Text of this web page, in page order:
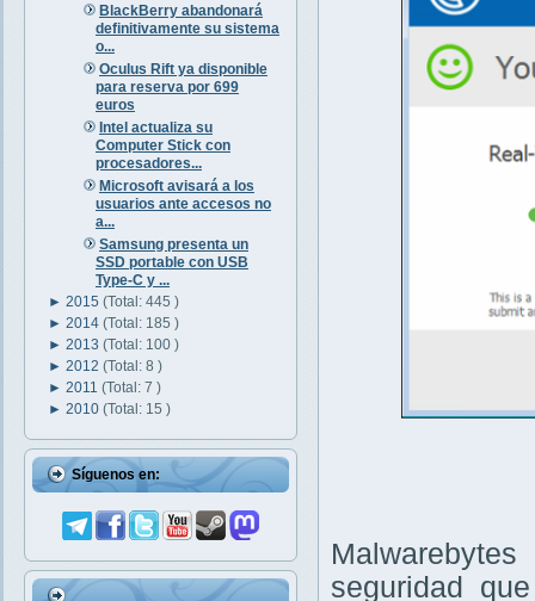
BlackBerry abandonará
definitivamente su sistema
o...
Oculus Rift ya disponible
para reserva por 699
euros
Intel actualiza su
Computer Stick con
procesadores...
Microsoft avisará a los
usuarios ante accesos no
a...
Samsung presenta un
SSD portable con USB
Type-C y ...
► 2015 (Total: 445 )
► 2014 (Total: 185 )
► 2013 (Total: 100 )
► 2012 (Total: 8 )
► 2011 (Total: 7 )
► 2010 (Total: 15 )
Síguenos en:
seguridad